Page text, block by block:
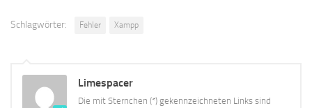
Schlagwörter: Fehler Xampp
Limespacer
Die mit Sternchen (*) gekennzeichneten Links sind